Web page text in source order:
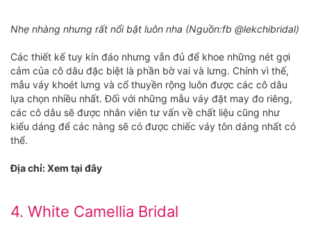
Nhẹ nhàng nhưng rất nổi bật luôn nha (Nguồn:fb @lekchibridal)
Các thiết kế tuy kín đáo nhưng vẫn đủ để khoe những nét gợi
cảm của cô dâu đặc biệt là phần bờ vai và lưng. Chính vì thế,
mẫu váy khoét lưng và cổ thuyền rộng luôn được các cô dâu
lựa chọn nhiều nhất. Đối với những mẫu váy đặt may đo riêng,
các cô dâu sẽ được nhân viên tư vấn về chất liệu cũng như
kiểu dáng để các nàng sẽ có được chiếc váy tôn dáng nhất có
thể.
Địa chỉ: Xem tại đây
4. White Camellia Bridal